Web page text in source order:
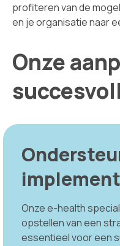
profiteren van de
en je organisatie naar
Onze
Onze e-health
opstellen van een
essentieel voor een